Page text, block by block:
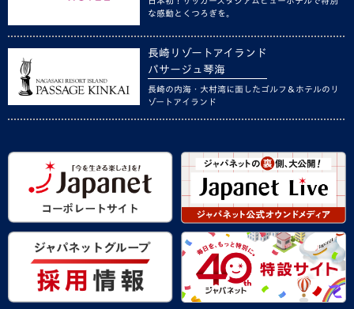
な感動とくつろぎを。
長崎リゾートアイランド
パサージュ琴海
長崎の内海・大村湾に面したゴルフ＆ホテルのリ
ゾートアイランド